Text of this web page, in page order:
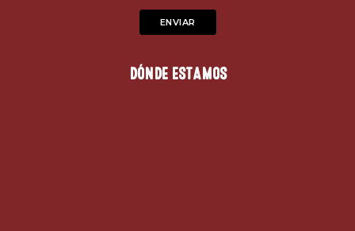
DÓNDE ESTAMOS